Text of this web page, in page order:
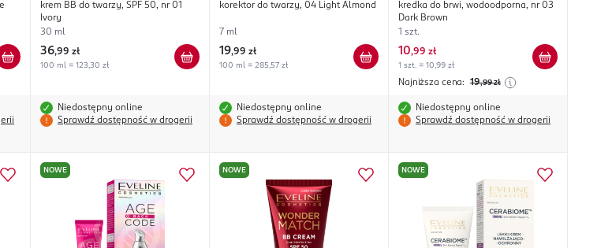
Match
krem BB do twarzy, SPF 50, nr 01
Ivory
30 ml
36,99 zł
100 ml = 123,30 zł
Niedostępny online
Sprawdź dostępność w drogerii
Camouflage
korektor do twarzy, 04 Light Almond
7 ml
19,99 zł
100 ml = 285,57 zł
Niedostępny online
Sprawdź dostępność w drogerii
Precise
kredka do brwi, wodoodporna, nr 03
Dark Brown
1 szt.
10,99 zł
1 szt. = 10,99 zł
Najniższa cena: 19,99 zł
Niedostępny online
Sprawdź dostępność w drogerii
NOWE NOWE NOWE